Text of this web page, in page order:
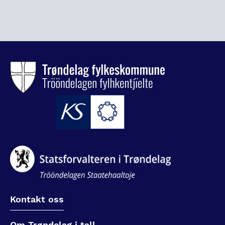
Kontakt oss